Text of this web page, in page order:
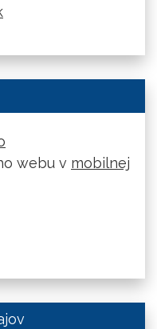
webu v mobilnej